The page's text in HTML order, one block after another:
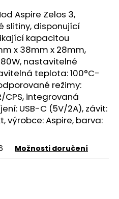
Aspire Zelos 3,
slitiny, disponující
kapacitou
x 38mm x 28mm,
nastavitelné
teplota: 100°C-
režimy:
CPS, integrovaná
USB-C (5V/2A), závit:
výrobce: Aspire, barva:
Možnosti doručení